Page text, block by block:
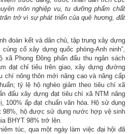
môn nghiệp vụ, tu dưỡng phẩm chất
trở vì sự phát triển của quê hương, đất
đoàn kết và dân chủ, tập trung xây dựng
cố xây dựng quốc phòng-Anh ninh”,
xã Phong Đông phấn đấu thu ngân sách
đạt chỉ tiêu trên giao, xây dựng đường
chí nông thôn mới nâng cao và nâng cấp
tỷ lệ hộ nghèo giảm theo tiêu chí xã
đấu xây dựng đạt tiêu chí xã NTM nâng
100% ấp đạt chuẩn văn hóa. Hộ sử dụng
98%, hộ được sử dụng nước hợp vệ sinh
BHYT 98% trở lên.
túc, qua một ngày làm việc đại hội đã